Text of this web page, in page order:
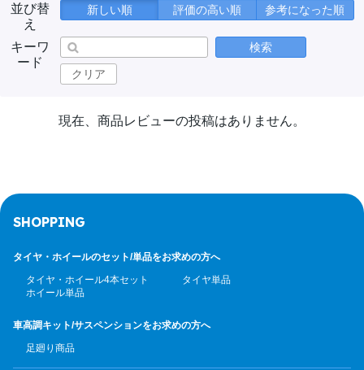
並び替
え
新しい順 評価の高い順 参考になった順
キーワ
ード
検索
クリア
現在、商品レビューの投稿はありません。
SHOPPING
タイヤ・ホイールのセット/単品をお求めの方へ
タイヤ・ホイール4本セット
タイヤ単品
ホイール単品
車高調キット/サスペンションをお求めの方へ
足廻り商品